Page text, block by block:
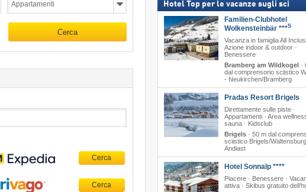
Cerca
Hotel Top per le vacanze sugli sci
Familien-Clubhotel
Wolkensteinbär ***S
Vacanza in famiglia All
Azione indoor & outdoor ·
Benessere
Bramberg am Wildkogel·
dal comprensorio sciistico
- Neukirchen/​Bramberg
Pradas Resort Brigels
Direttamente sulle piste ·
Appartamenti · Area
sauna · Kidsclub
Brigels· 50 m dal
sciistico Brigels/​
Andiast
Hotel Sonnalp ****
Piacere · Benessere ·
attiva · Skibus gratuito